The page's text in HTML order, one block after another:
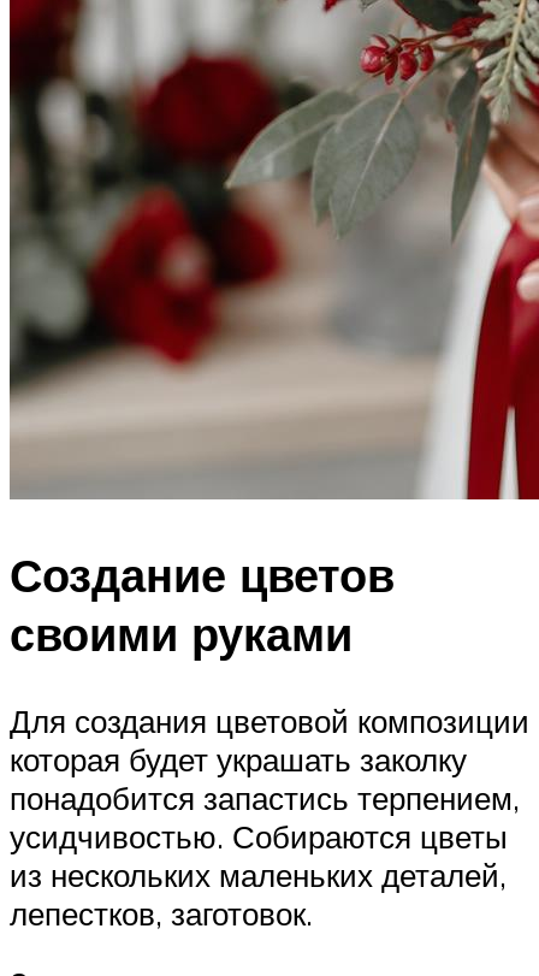
Создание цветов
своими руками
Для создания цветовой композиции
которая будет украшать заколку
понадобится запастись терпением,
усидчивостью. Собираются цветы
из нескольких маленьких деталей,
лепестков, заготовок.